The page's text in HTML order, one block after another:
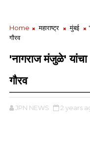
Home महाराष्ट्र मुंबई
गौरव
'नागराज मंजुळे' यांचा
गौरव
JPN NEWS 2 years